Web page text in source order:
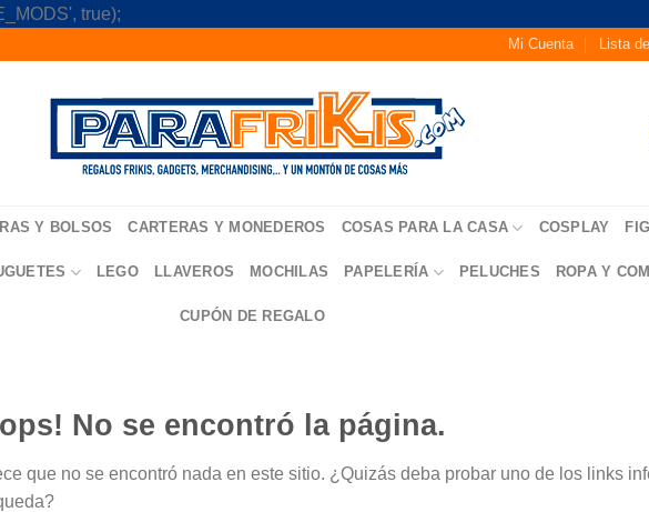
true);
Mi Cuenta Lista
Y BOLSOS CARTERAS Y MONEDEROS COSAS PARA LA CASA COSPLAY
LEGO LLAVEROS MOCHILAS PAPELERÍA PELUCHES ROPA Y
CUPÓN DE REGALO
No se encontró la página.
que no se encontró nada en este sitio. ¿Quizás deba probar uno de los links